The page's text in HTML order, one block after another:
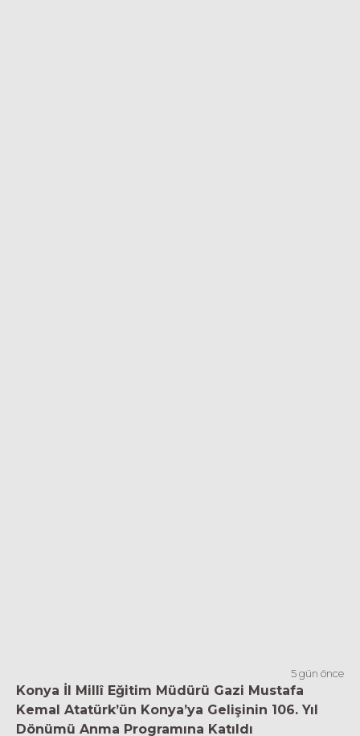
5 gün önce
Konya İl Millî Eğitim Müdürü Gazi Mustafa
Kemal Atatürk’ün Konya’ya Gelişinin 106. Yıl
Dönümü Anma Programına Katıldı